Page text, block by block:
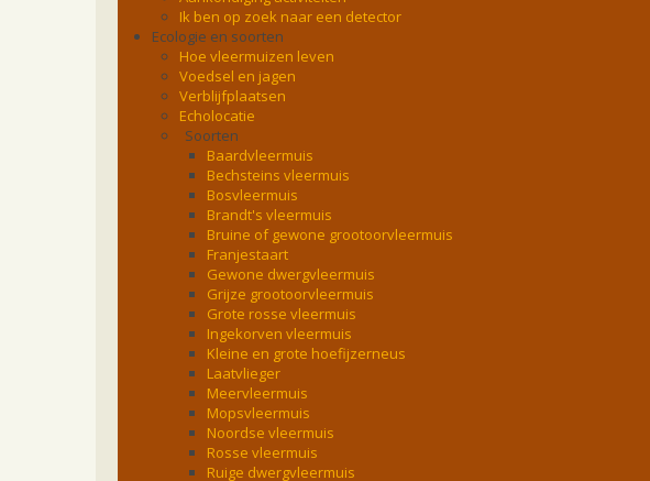
Ik ben op zoek naar een detector
Ecologie en soorten
Hoe vleermuizen leven
Voedsel en jagen
Verblijfplaatsen
Echolocatie
Soorten
Baardvleermuis
Bechsteins vleermuis
Bosvleermuis
Brandt's vleermuis
Bruine of gewone grootoorvleermuis
Franjestaart
Gewone dwergvleermuis
Grijze grootoorvleermuis
Grote rosse vleermuis
Ingekorven vleermuis
Kleine en grote hoefijzerneus
Laatvlieger
Meervleermuis
Mopsvleermuis
Noordse vleermuis
Rosse vleermuis
Ruige dwergvleermuis